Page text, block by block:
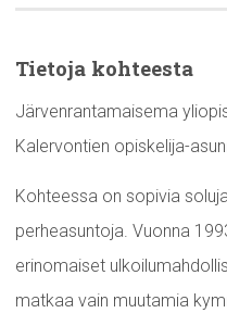
Tietoja kohteesta
Järvenrantamaisema
Kalervontien opiskelija-
Kohteessa on sopivia
perheasuntoja. Vuonna
erinomaiset
matkaa vain muutamia